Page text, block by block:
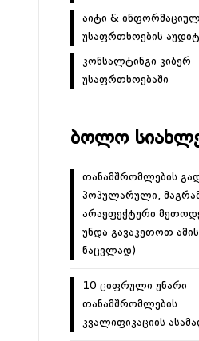
აიტი &
უსაფრთხოების
კონსალტინგი კიბერ
უსაფრთხოებაში
ᲑᲝᲚᲝ
თანამშრომლების
პოპულარული,
არაეფექტური
უნდა გავაკეთოთ ამის
ნაცვლად)
10 ციფრული უნარი
თანამშრომლების
კვალიფიკაციის